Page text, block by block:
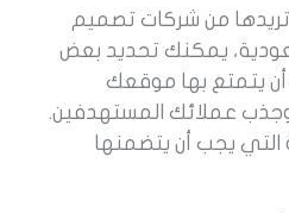
تريدها من شركات تصميم
يمكنك تحديد بعض
أن يتمتع بها موقعك
وجذب عملائك المستهدفين.
التي يجب أن يتضمنها